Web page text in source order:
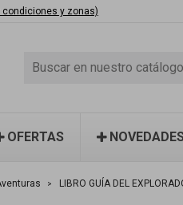
condiciones y zonas)
OFERTAS
LIBRO GUÍA DEL